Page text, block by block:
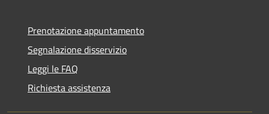
Prenotazione appuntamento
Segnalazione disservizio
Leggi le FAQ
Richiesta assistenza